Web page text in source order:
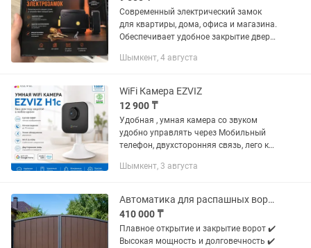
Современный электрический замок
для квартиры, дома, офиса и магазина.
Обеспечивает удобное закрытие двери
Преимущества: • Прочный
Шымкент, 4 августа
WiFi Камера EZVIZ
12 900 ₸
Удобная , умная камера со звуком
удобно управлять через Мобильный
телефон, двухсторонняя связь, лего к
смотреть за детьми.Гарантия 2 года
Шымкент, 3 августа
Автоматика для распашных ворот ROGER KIT R20/510
410 000 ₸
Плавное открытие и закрытие ворот ✔️
Высокая мощность и долговечность ✔️